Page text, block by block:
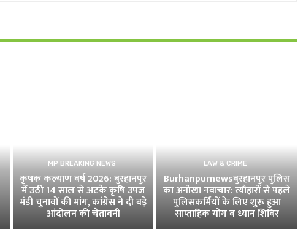
MP BREAKING NEWS
कृषक कल्याण वर्ष 2026: बुरहानपुर
में उठी 14 साल से अटके कृषि उपज
मंडी चुनावों की मांग, कांग्रेस ने दी बड़े
आंदोलन की चेतावनी
LAW & CRIME
Burhanpurnewsबुरहानपुर पुलिस
का अनोखा नवाचार: त्यौहारों से पहले
पुलिसकर्मियों के लिए शुरू हुआ
साप्ताहिक योग व ध्यान शिविर